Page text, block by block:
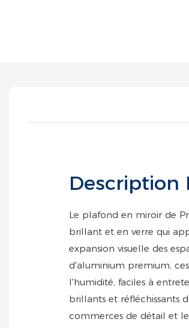
Description
Le plafond en miroir de
brillant et en verre qui
expansion visuelle des
d'aluminium premium,
l'humidité, faciles à
brillants et réfléchissants
commerces de détail et